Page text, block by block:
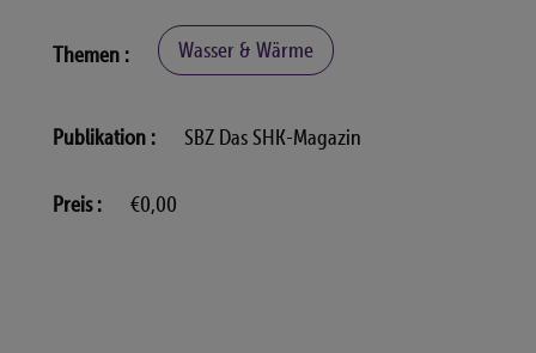
Themen Wasser & Wärme
Publikation SBZ Das SHK-Magazin
Preis €0,00